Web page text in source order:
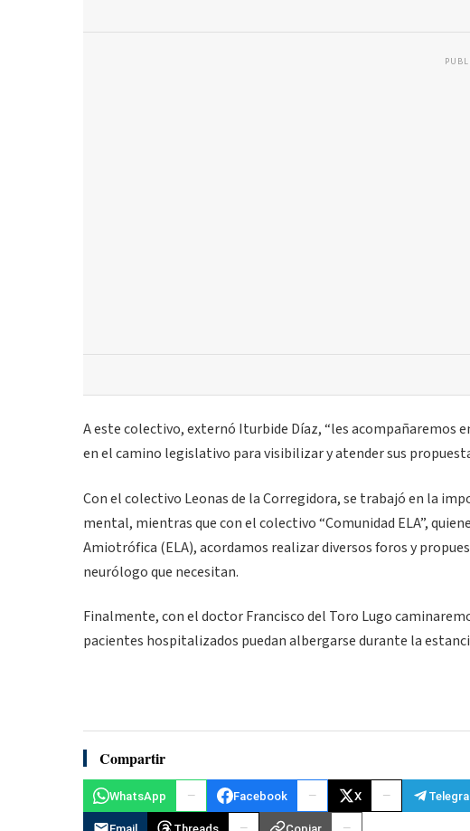
A este colectivo, externó Iturbide Díaz, “les acompañaremos
en el camino legislativo para visibilizar y atender sus
Con el colectivo Leonas de la Corregidora, se trabajó en la
mental, mientras que con el colectivo “Comunidad ELA”,
Amiotrófica (ELA), acordamos realizar diversos foros y
neurólogo que necesitan.
Finalmente, con el doctor Francisco del Toro Lugo
pacientes hospitalizados puedan albergarse durante la
Compartir
WhatsApp Facebook X